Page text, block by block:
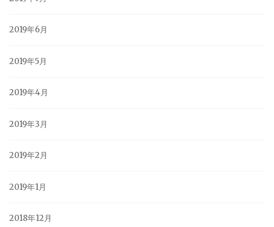
2019年6月
2019年5月
2019年4月
2019年3月
2019年2月
2019年1月
2018年12月